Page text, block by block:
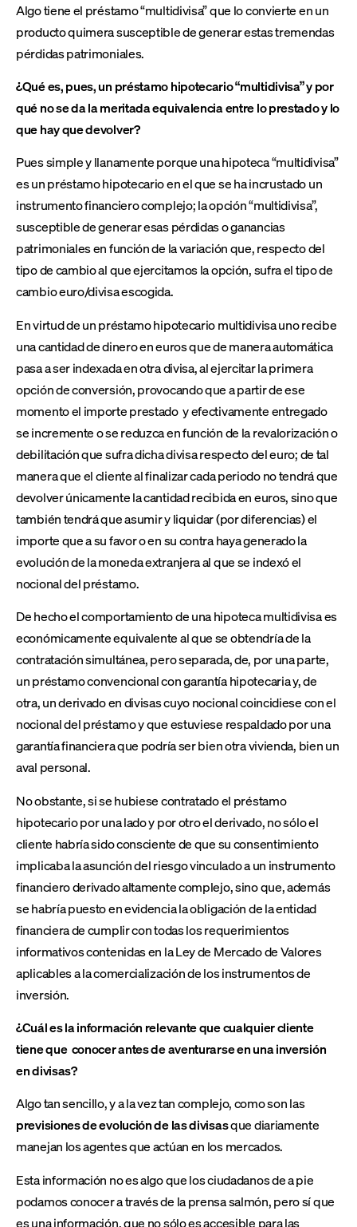
Algo tiene el préstamo “multidivisa” que lo convierte en un
producto quimera susceptible de generar estas tremendas
pérdidas patrimoniales.
¿Qué es, pues, un préstamo hipotecario “multidivisa” y por
qué no se da la meritada equivalencia entre lo prestado y lo
que hay que devolver?
Pues simple y llanamente porque una hipoteca “multidivisa”
es un préstamo hipotecario en el que se ha incrustado un
instrumento financiero complejo; la opción “multidivisa”,
susceptible de generar esas pérdidas o ganancias
patrimoniales en función de la variación que, respecto del
tipo de cambio al que ejercitamos la opción, sufra el tipo de
cambio euro/divisa escogida.
En virtud de un préstamo hipotecario multidivisa uno recibe
una cantidad de dinero en euros que de manera automática
pasa a ser indexada en otra divisa, al ejercitar la primera
opción de conversión, provocando que a partir de ese
momento el importe prestado y efectivamente entregado
se incremente o se reduzca en función de la revalorización o
debilitación que sufra dicha divisa respecto del euro; de tal
manera que el cliente al finalizar cada periodo no tendrá que
devolver únicamente la cantidad recibida en euros, sino que
también tendrá que asumir y liquidar (por diferencias) el
importe que a su favor o en su contra haya generado la
evolución de la moneda extranjera al que se indexó el
nocional del préstamo.
De hecho el comportamiento de una hipoteca multidivisa es
económicamente equivalente al que se obtendría de la
contratación simultánea, pero separada, de, por una parte,
un préstamo convencional con garantía hipotecaria y, de
otra, un derivado en divisas cuyo nocional coincidiese con el
nocional del préstamo y que estuviese respaldado por una
garantía financiera que podría ser bien otra vivienda, bien un
aval personal.
No obstante, si se hubiese contratado el préstamo
hipotecario por una lado y por otro el derivado, no sólo el
cliente habría sido consciente de que su consentimiento
implicaba la asunción del riesgo vinculado a un instrumento
financiero derivado altamente complejo, sino que, además
se habría puesto en evidencia la obligación de la entidad
financiera de cumplir con todas los requerimientos
informativos contenidas en la Ley de Mercado de Valores
aplicables a la comercialización de los instrumentos de
inversión.
¿Cuál es la información relevante que cualquier cliente
tiene que conocer antes de aventurarse en una inversión
en divisas?
Algo tan sencillo, y a la vez tan complejo, como son las
previsiones de evolución de las divisasque diariamente
manejan los agentes que actúan en los mercados.
Esta información no es algo que los ciudadanos de a pie
podamos conocer a través de la prensa salmón, pero sí que
es una información, que no sólo es accesible para las